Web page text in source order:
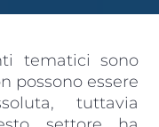
tematici sono
possono essere
tuttavia